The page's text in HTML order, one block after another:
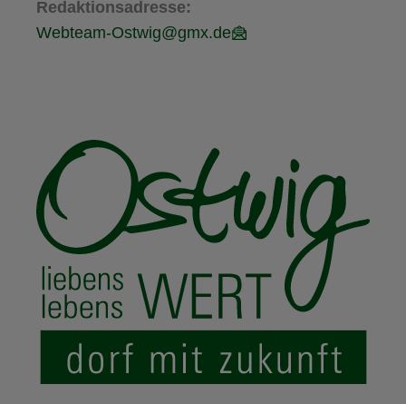
Redaktionsadresse:
Webteam-Ostwig@gmx.de